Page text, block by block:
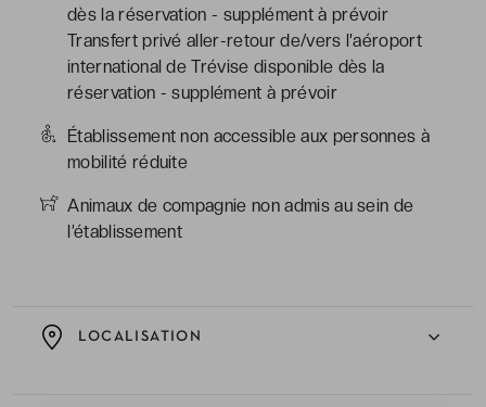
dès la réservation - supplément à prévoir
Transfert privé aller-retour de/vers l'aéroport
international de Trévise disponible dès la
réservation - supplément à prévoir
Établissement non accessible aux personnes à
mobilité réduite
Animaux de compagnie non admis au sein de
l’établissement
LOCALISATION